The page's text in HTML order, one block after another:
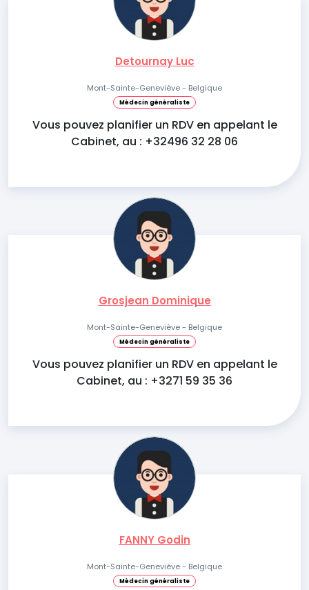
Detournay Luc
Mont-Sainte-Geneviève - Belgique
Médecin généraliste
Vous pouvez planifier un RDV en appelant le
Cabinet, au : +32496 32 28 06
Grosjean Dominique
Mont-Sainte-Geneviève - Belgique
Médecin généraliste
Vous pouvez planifier un RDV en appelant le
Cabinet, au : +3271 59 35 36
FANNY Godin
Mont-Sainte-Geneviève - Belgique
Médecin généraliste